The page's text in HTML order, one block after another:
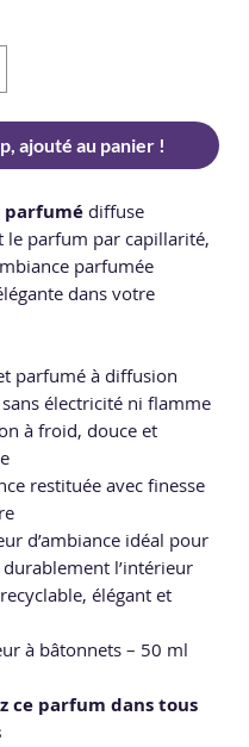
ajouté au panier !
parfumé diffuse
le parfum par capillarité,
parfumée
dans votre
parfumé à diffusion
électricité ni flamme
à froid, douce et
restituée avec finesse
d’ambiance idéal pour
l’intérieur
élégant et
à bâtonnets – 50 ml
ce parfum dans tous